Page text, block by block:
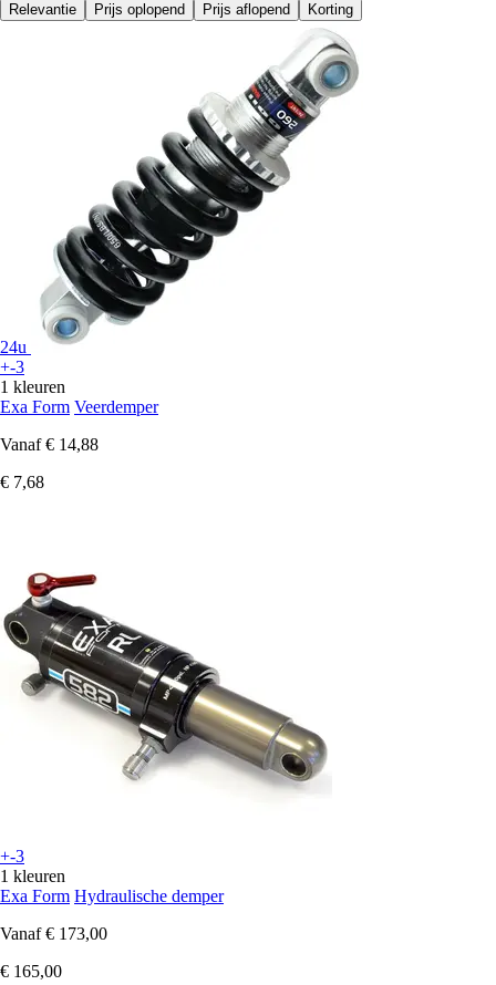
Relevantie
Prijs oplopend Prijs aflopend Korting
24u
+-3
1 kleuren
Exa Form Veerdemper
Vanaf € 14,88
€ 7,68
+-3
1 kleuren
Exa Form Hydraulische demper
Vanaf € 173,00
€ 165,00